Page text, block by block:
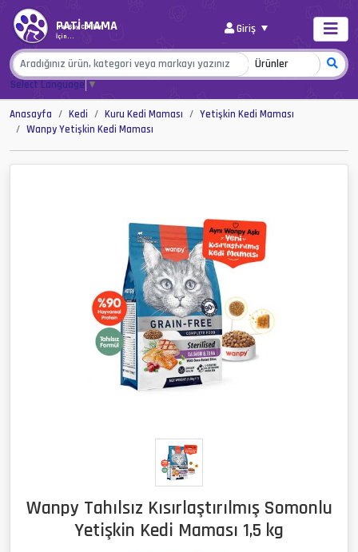
PATİ MAMA
Her Şey Canlar
İçin...
Giriş
Select Language▼
Anasayfa Kedi Kuru Kedi Maması
Yetişkin Kedi Maması
Wanpy Yetişkin Kedi Maması
Wanpy Tahılsız Kısırlaştırılmış Somonlu
Yetişkin Kedi Maması 1,5 kg